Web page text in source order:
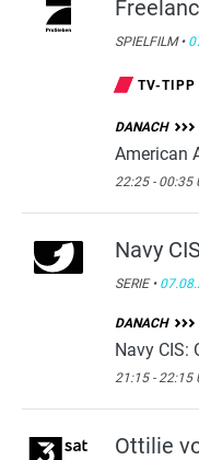
SPIELFILM •
TV-TIPP
DANACH
American
22:25 - 00:35
Navy
SERIE •
DANACH
Navy CIS:
21:15 - 22:15
Ottilie